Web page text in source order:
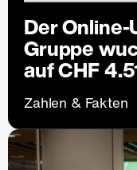
Der
Gruppe
auf CHF
Zahlen & Fakten